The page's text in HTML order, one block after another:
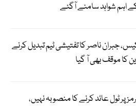
اہم شواہد سامنے آگئے
جبران ناصر کا تفتیشی ٹیم تبدیل کرنے
کا موقف بھی آ گیا
پر ٹول عائد کرنے کا منصوبہ نہیں،